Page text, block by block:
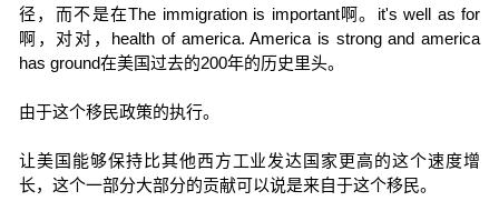
径，而不是在The immigration is important啊。it's well as for
啊，对对，health of america. America is strong and america
has ground在美国过去的200年的历史里头。
由于这个移民政策的执行。
让美国能够保持比其他西方工业发达国家更高的这个速度增
长，这个一部分大部分的贡献可以说是来自于这个移民。